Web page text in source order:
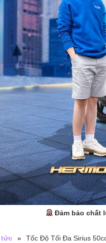
Đảm bảo chất
tức » Tốc Độ Tối Đa Sirius